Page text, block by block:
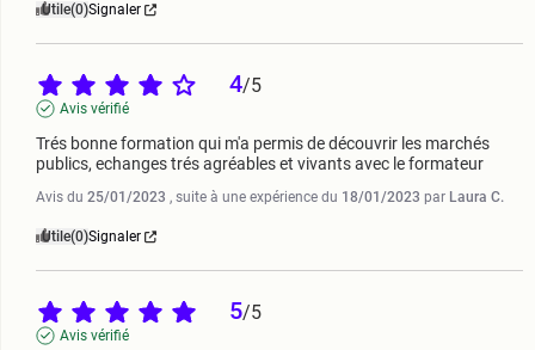
Utile(0)Signaler
4/5
Avis vérifié
Trés bonne formation qui m'a permis de découvrir les marchés
publics, echanges trés agréables et vivants avec le formateur
Avis du 25/01/2023 , suite à une expérience du 18/01/2023 par Laura C.
Utile(0)Signaler
5/5
Avis vérifié